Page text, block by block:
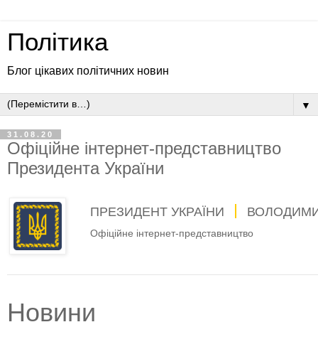
Політика
Блог цікавих політичних новин
▼
31.08.20
Офіційне інтернет-представництво
Президента України
ПРЕЗИДЕНТ УКРАЇНИ
Офіційне інтернет-представництво
Новини